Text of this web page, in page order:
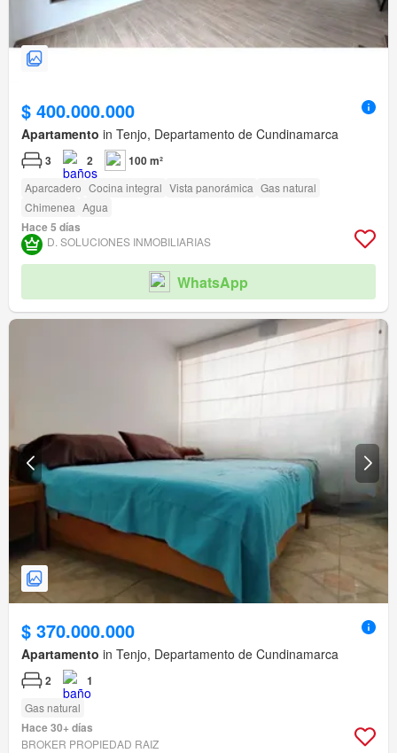
$ 400.000.000
Apartamento in Tenjo, Departamento de Cundinamarca
3 2 100 m²
Aparcadero Cocina integral Vista panorámica Gas natural
Chimenea Agua
Hace 5 días
D. SOLUCIONES INMOBILIARIAS
WhatsApp
$ 370.000.000
Apartamento in Tenjo, Departamento de Cundinamarca
2 1
Gas natural
Hace 30+ días
BROKER PROPIEDAD RAIZ